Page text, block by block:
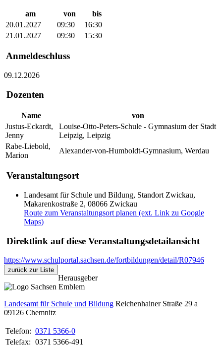
am von
bis
20.01.2027
09:30
16:30
21.01.2027
09:30 15:30
Anmeldeschluss
09.12.2026
Dozenten
Name
von
Justus-Eckardt,
Jenny
Louise-Otto-Peters-Schule - Gymnasium der Stadt
Leipzig, Leipzig
Rabe-Liebold,
Marion
Alexander-von-Humboldt-Gymnasium, Werdau
Veranstaltungsort
Landesamt für Schule und Bildung, Standort Zwickau,
Makarenkostraße 2, 08066 Zwickau
Route zum Veranstaltungsort planen (ext. Link zu Google
Maps)
Direktlink auf diese Veranstaltungsdetailansicht
https://www.schulportal.sachsen.de/fortbildungen/detail/R07946
zurück zur Liste
Herausgeber
Landesamt für Schule und Bildung Reichenhainer Straße 29 a
09126 Chemnitz
Telefon: 0371 5366-0
Telefax: 0371 5366-491